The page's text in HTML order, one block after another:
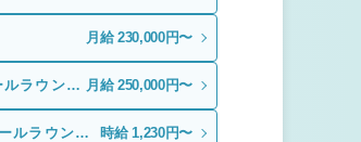
月給 230,000円〜
ルラウンダ 月給 250,000円〜
ルラウンダ
時給 1,230円〜